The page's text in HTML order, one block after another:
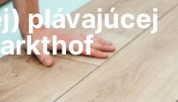
plávajúcej